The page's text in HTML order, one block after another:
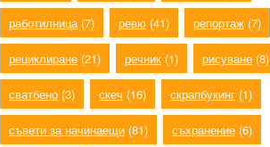
работилница (7) ревю (41) репортаж (7)
рециклиране (21) речник (1) рисуване (8)
сватбено (3) скеч (16) скрапбукинг (1)
съвети за начинаещи (81) съхранение (6)